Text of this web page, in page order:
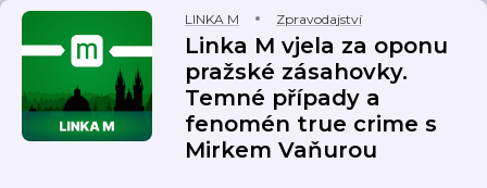
LINKA M Zpravodajství
Linka M vjela za oponu
pražské zásahovky.
Temné případy a
fenomén true crime s
Mirkem Vaňurou